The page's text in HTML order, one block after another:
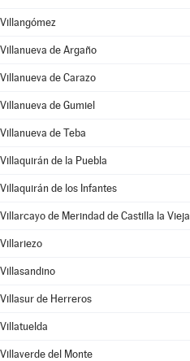
Villangómez
Villanueva de Argaño
Villanueva de Carazo
Villanueva de Gumiel
Villanueva de Teba
Villaquirán de la Puebla
Villaquirán de los Infantes
Villarcayo de Merindad de Castilla la Vieja
Villariezo
Villasandino
Villasur de Herreros
Villatuelda
Villaverde del Monte